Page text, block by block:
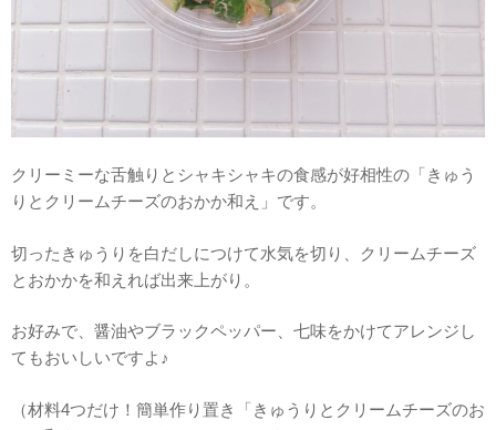
クリーミーな舌触りとシャキシャキの食感が好相性の「きゅう
りとクリームチーズのおかか和え」です。
切ったきゅうりを白だしにつけて水気を切り、クリームチーズ
とおかかを和えれば出来上がり。
お好みで、醤油やブラックペッパー、七味をかけてアレンジし
てもおいしいですよ♪
（材料4つだけ！簡単作り置き「きゅうりとクリームチーズのお